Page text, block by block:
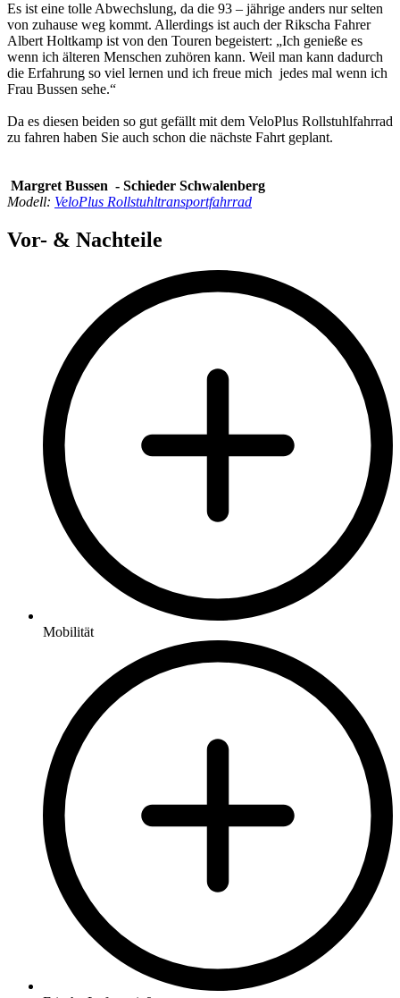
Es ist eine tolle Abwechslung, da die 93 – jährige anders nur selten
von zuhause weg kommt. Allerdings ist auch der Rikscha Fahrer
Albert Holtkamp ist von den Touren begeistert: „Ich genieße es
wenn ich älteren Menschen zuhören kann. Weil man kann dadurch
die Erfahrung so viel lernen und ich freue mich jedes mal wenn ich
Frau Bussen sehe.“
Da es diesen beiden so gut gefällt mit dem VeloPlus Rollstuhlfahrrad
zu fahren haben Sie auch schon die nächste Fahrt geplant.
Margret Bussen - Schieder Schwalenberg
Modell: VeloPlus Rollstuhltransportfahrrad
Vor- & Nachteile
Mobilität